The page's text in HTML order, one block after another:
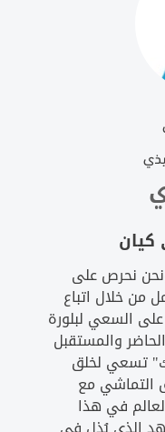
كيان
نحرص على
من خلال اتباع
السعي لبلورة
والمستقبل
تسعي لخلق
التماشي مع
في هذا